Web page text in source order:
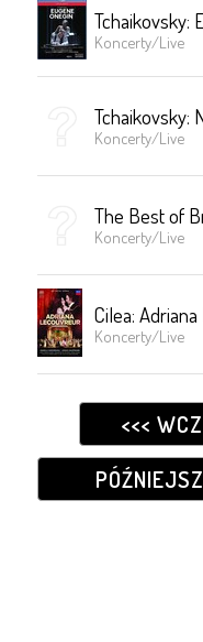
Tchaikovsky:
Koncerty/Live
Tchaikovsky:
Koncerty/Live
The Best of
Koncerty/Live
Cilea:
Koncerty/Live
<<<